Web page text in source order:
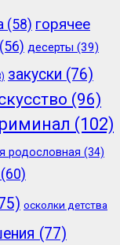
(58) горячее
(56) десерты (39)
закуски (76)
(96)
(102)
родословная (34)
(60)
осколки детства
(77)